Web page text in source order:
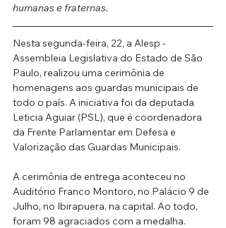
humanas e fraternas.
Nesta segunda-feira, 22, a Alesp -
Assembleia Legislativa do Estado de São
Paulo, realizou uma cerimônia de
homenagens aos guardas municipais de
todo o país. A iniciativa foi da deputada
Leticia Aguiar (PSL), que é coordenadora
da Frente Parlamentar em Defesa e
Valorização das Guardas Municipais.
A cerimônia de entrega aconteceu no
Auditório Franco Montoro, no Palácio 9 de
Julho, no Ibirapuera, na capital. Ao todo,
foram 98 agraciados com a medalha.